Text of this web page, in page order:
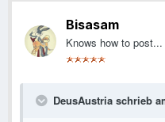
Bisasam
Knows how to post...
DeusAustria schrieb